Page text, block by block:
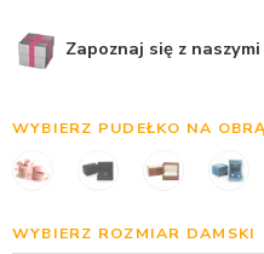
Zapoznaj się z
WYBIERZ PUDEŁKO NA
WYBIERZ ROZMIAR DAMSKI